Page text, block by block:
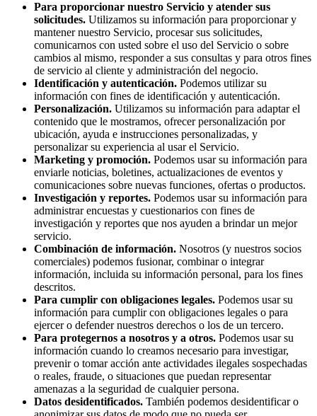
Para proporcionar nuestro Servicio y atender sus
solicitudes. Utilizamos su información para proporcionar y
mantener nuestro Servicio, procesar sus solicitudes,
comunicarnos con usted sobre el uso del Servicio o sobre
cambios al mismo, responder a sus consultas y para otros fines
de servicio al cliente y administración del negocio.
Identificación y autenticación. Podemos utilizar su
información con fines de identificación y autenticación.
Personalización. Utilizamos su información para adaptar el
contenido que le mostramos, ofrecer personalización por
ubicación, ayuda e instrucciones personalizadas, y
personalizar su experiencia al usar el Servicio.
Marketing y promoción. Podemos usar su información para
enviarle noticias, boletines, actualizaciones de eventos y
comunicaciones sobre nuevas funciones, ofertas o productos.
Investigación y reportes. Podemos usar su información para
administrar encuestas y cuestionarios con fines de
investigación y reportes que nos ayuden a brindar un mejor
servicio.
Combinación de información. Nosotros (y nuestros socios
comerciales) podemos fusionar, combinar o integrar
información, incluida su información personal, para los fines
descritos.
Para cumplir con obligaciones legales. Podemos usar su
información para cumplir con obligaciones legales o para
ejercer o defender nuestros derechos o los de un tercero.
Para protegernos a nosotros y a otros. Podemos usar su
información cuando lo creamos necesario para investigar,
prevenir o tomar acción ante actividades ilegales sospechadas
o reales, fraude, o situaciones que puedan representar
amenazas a la seguridad de cualquier persona.
Datos desidentificados. También podemos desidentificar o